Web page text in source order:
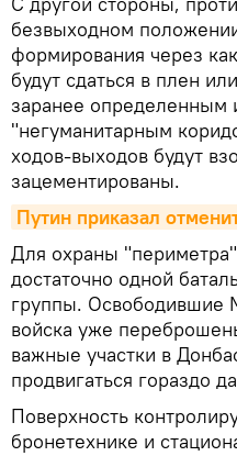
безвыходном
формирования через
будут сдаться в плен
заранее определенным
"негуманитарным
ходов-выходов будут
зацементированы.
Путин приказал
Для охраны
достаточно одной
группы. Освободившие
войска уже
важные участки в
продвигаться гораздо
Поверхность
бронетехнике и